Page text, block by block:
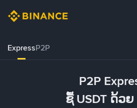
ExpressP2P
P2P
ຊື້ USDT ດ້ວຍ